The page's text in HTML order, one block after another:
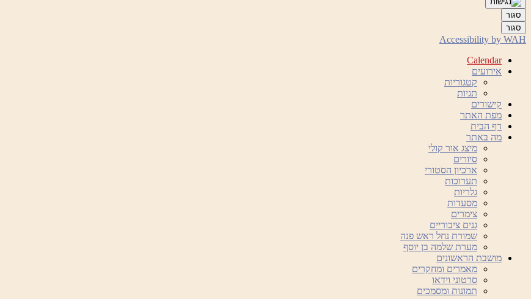
סגור
סגור
Accessibility by WAH
Calendar
אירועים
קטגוריות
תגיות
קישורים
מפת האתר
דף הבית
מה באתר
מיצג אור קולי
סיורים
ארכיון הסטורי
תערוכות
גלריות
מסעדות
צימרים
גנים ציבוריים
שמורת נחל ראש פנה
מערת שלמה בן יוסף
מושבת הראשונים
מאמרים ומחקרים
סרטוני וידאו
תמונות ומסמכים